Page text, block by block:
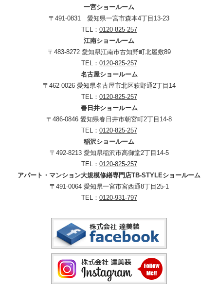
一宮ショールーム
〒491-0831 愛知県一宮市森本4丁目13-23
TEL： 0120-825-257
江南ショールーム
〒483-8272 愛知県江南市古知野町北屋敷89
TEL： 0120-825-257
名古屋ショールーム
〒462-0026 愛知県名古屋市北区萩野通2丁目14
TEL： 0120-825-257
春日井ショールーム
〒486-0846 愛知県春日井市朝宮町2丁目14-8
TEL： 0120-825-257
稲沢ショールーム
〒492-8213 愛知県稲沢市高御堂2丁目14-5
TEL： 0120-825-257
アパート・マンション大規模修繕専門店TB-STYLEショールーム
〒491-0064 愛知県一宮市宮西通8丁目25-1
TEL： 0120-931-797